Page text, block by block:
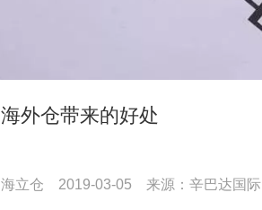
海外仓带来的好处
海立仓 2019-03-05 来源：辛巴达国际